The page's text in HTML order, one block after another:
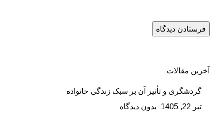
آخرین مقالات
گردشگری و تأثیر آن بر سبک زندگی خانواده
تیر 22, 1405
بدون دیدگاه